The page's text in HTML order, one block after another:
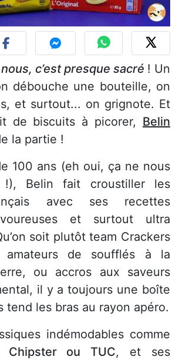
c’est presque sacré ! Un
débouche une bouteille, on
et surtout... on grignote. Et
de biscuits à picorer, Belin
la partie !
100 ans (eh oui, ça ne nous
!), Belin fait croustiller les
avec ses recettes
et surtout ultra
soit plutôt team Crackers
amateurs de soufflés à la
ou accros aux saveurs
il y a toujours une boîte
tend les bras au rayon apéro.
indémodables comme
Chipster ou TUC, et ses